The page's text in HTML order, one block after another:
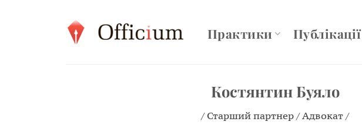
Практики Публікації
Костянтин Буяло
/ Старший партнер / Адвокат /